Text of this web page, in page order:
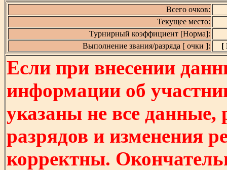
Всего очков:
Текущее место:
Турнирный коэффициент [Норма]:
Выполнение звания/разряда [ очки ]:
[
Если при внесении
информации об
указаны не все
разрядов и изменения
корректны.